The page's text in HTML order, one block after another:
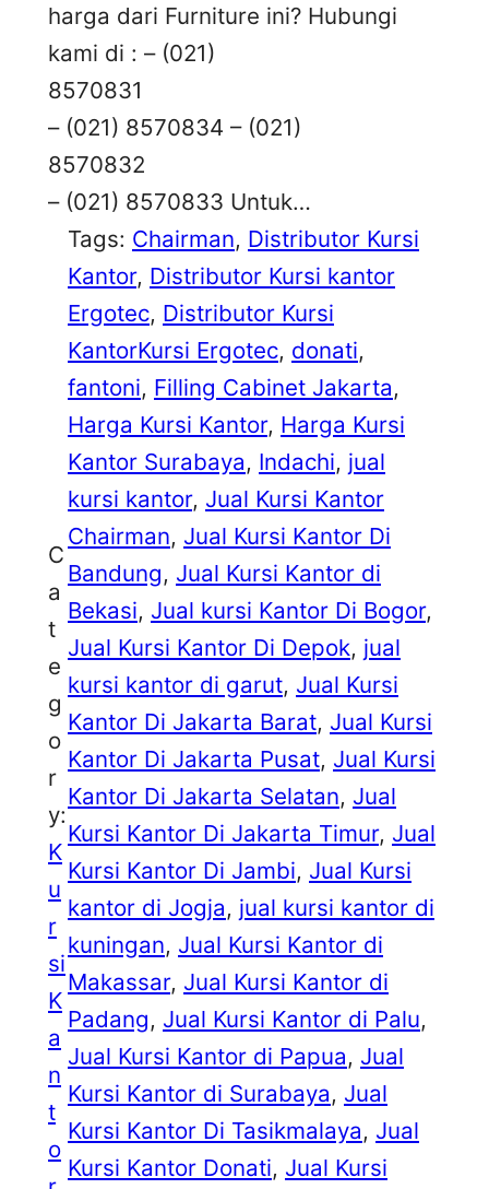
harga dari Furniture ini? Hubungi
kami di : – (021)
8570831
– (021) 8570834 – (021)
8570832
– (021) 8570833 Untuk…
C
a
t
e
g
o
r
y:
K
u
r
si
K
a
n
t
o
Tags: Chairman, Distributor Kursi
Kantor, Distributor Kursi kantor
Ergotec, Distributor Kursi
KantorKursi Ergotec, donati
fantoni, Filling Cabinet Jakarta
Harga Kursi Kantor, Harga Kursi
Kantor Surabaya, Indachi, jual
kursi kantor, Jual Kursi Kantor
Chairman, Jual Kursi Kantor Di
Bandung, Jual Kursi Kantor di
Bekasi, Jual kursi Kantor Di Bogor
Jual Kursi Kantor Di Depok, jual
kursi kantor di garut, Jual Kursi
Kantor Di Jakarta Barat, Jual Kursi
Kantor Di Jakarta Pusat, Jual Kursi
Kantor Di Jakarta Selatan, Jual
Kursi Kantor Di Jakarta Timur, Jual
Kursi Kantor Di Jambi, Jual Kursi
kantor di Jogja, jual kursi kantor di
kuningan, Jual Kursi Kantor di
Makassar, Jual Kursi Kantor di
Padang, Jual Kursi Kantor di Palu
Jual Kursi Kantor di Papua, Jual
Kursi Kantor di Surabaya, Jual
Kursi Kantor Di Tasikmalaya, Jual
Kursi Kantor Donati, Jual Kursi